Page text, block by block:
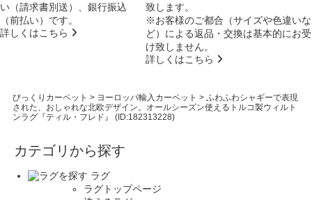
い（請求書別送）、銀行振込
（前払い）です。
詳しくはこちら
致します。
※お客様のご都合（サイズや色違いな
ど）による返品・交換は基本的にお受
け致しません。
詳しくはこちら
びっくりカーペット > ヨーロッパ輸入カーペット > ふわふわシャギーで表現
された、おしゃれな北欧デザイン。オールシーズン使えるトルコ製ウィルト
ンラグ『ティル・フレド』 (ID:182313228)
カテゴリから探す
ラグ
ラグトップページ